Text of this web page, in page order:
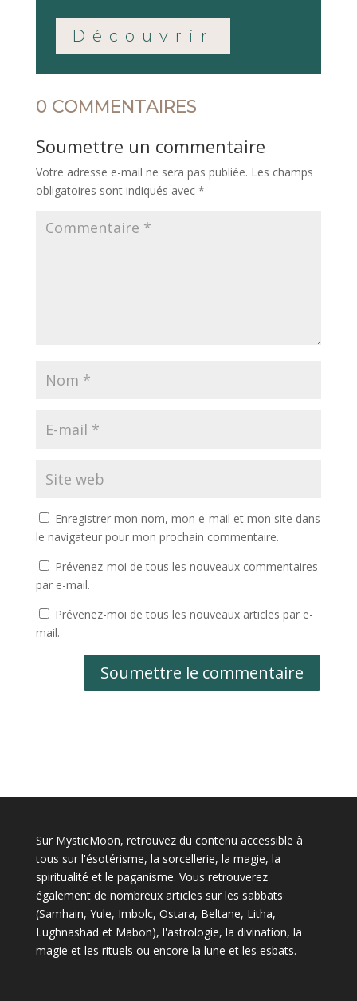
Découvrir
0 COMMENTAIRES
Soumettre un commentaire
Votre adresse e-mail ne sera pas publiée. Les champs
obligatoires sont indiqués avec *
Enregistrer mon nom, mon e-mail et mon site dans
le navigateur pour mon prochain commentaire.
Prévenez-moi de tous les nouveaux commentaires
par e-mail.
Prévenez-moi de tous les nouveaux articles par e-
mail.
Soumettre le commentaire
Sur MysticMoon, retrouvez du contenu accessible à
tous sur l'ésotérisme, la sorcellerie, la magie, la
spiritualité et le paganisme. Vous retrouverez
également de nombreux articles sur les sabbats
(Samhain, Yule, Imbolc, Ostara, Beltane, Litha,
Lughnashad et Mabon), l'astrologie, la divination, la
magie et les rituels ou encore la lune et les esbats.